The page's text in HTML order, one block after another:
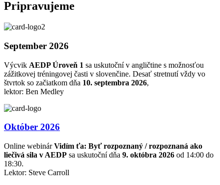
Pripravujeme
September 2026
Výcvik AEDP Úroveň 1 sa uskutoční v angličtine s možnosťou
zážitkovej tréningovej časti v slovenčine. Desať stretnutí vždy vo
štvrtok so začiatkom dňa 10. septembra 2026,
lektor: Ben Medley
Október 2026
Online webinárVidím ťa: Byť rozpoznaný / rozpoznaná ako
liečivá sila v AEDP sa uskutoční dňa 9. októbra 2026 od 14:00 do
18:30.
Lektor: Steve Carroll